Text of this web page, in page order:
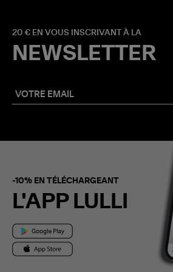
20 € EN VOUS INSCRIVANT À LA
NEWSLETTER
-10% EN TÉLÉCHARGEANT
L'APP LULLI